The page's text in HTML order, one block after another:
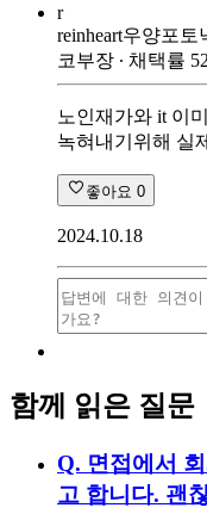
r
reinheart우양포토
코부장 ∙ 채택률 52
노인재가와 it 이
녹혀내기위해 실
좋아요 0
2024.10.18
함께 읽은 질문
Q. 면접에서
고 합니다. 괜